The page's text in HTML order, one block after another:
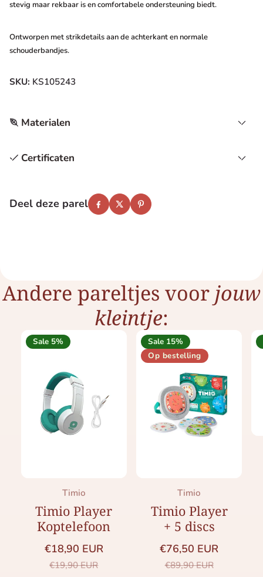
stevig maar rekbaar is en comfortabele ondersteuning biedt.
Ontworpen met strikdetails aan de achterkant en normale
schouderbandjes.
SKU: KS105243
Materialen
Certificaten
Deel deze parel Facebook
TwitterPinterest
Andere pareltjes voor jouw
kleintje:
Sale 5%
Merk:
Timio
Timio Player
Koptelefoon
Saleprijs
€18,90 EUR
Normale prijs
€19,90 EUR
Sale 15%
Op bestelling
Merk:
Timio
Timio Player
+ 5 discs
Saleprijs
€76,50 EUR
Normale prijs
€89,90 EUR